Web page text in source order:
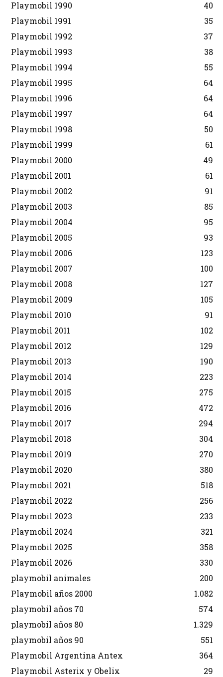
Playmobil 1990
40
Playmobil 1991
35
Playmobil 1992
37
Playmobil 1993
38
Playmobil 1994
55
Playmobil 1995
64
Playmobil 1996
64
Playmobil 1997
64
Playmobil 1998
50
Playmobil 1999
61
Playmobil 2000
49
Playmobil 2001
61
Playmobil 2002
91
Playmobil 2003
85
Playmobil 2004
95
Playmobil 2005
93
Playmobil 2006
123
Playmobil 2007
100
Playmobil 2008
127
Playmobil 2009
105
Playmobil 2010
91
Playmobil 2011
102
Playmobil 2012
129
Playmobil 2013
190
Playmobil 2014
223
Playmobil 2015
275
Playmobil 2016
472
Playmobil 2017
294
Playmobil 2018
304
Playmobil 2019
270
Playmobil 2020
380
Playmobil 2021
518
Playmobil 2022
256
Playmobil 2023
233
Playmobil 2024
321
Playmobil 2025
358
Playmobil 2026
330
playmobil animales
200
Playmobil años 2000
1.082
playmobil años 70
574
playmobil años 80
1.329
playmobil años 90
551
Playmobil Argentina Antex
364
Playmobil Asterix y Obelix
29